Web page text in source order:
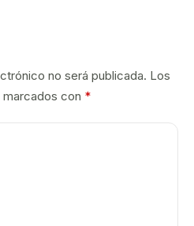
no será publicada. Los
con *